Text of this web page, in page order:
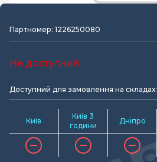
Партномер: 1226250080
Не доступний
Доступний для замовлення на складах:
Київ
Київ 3
години
Дніпро